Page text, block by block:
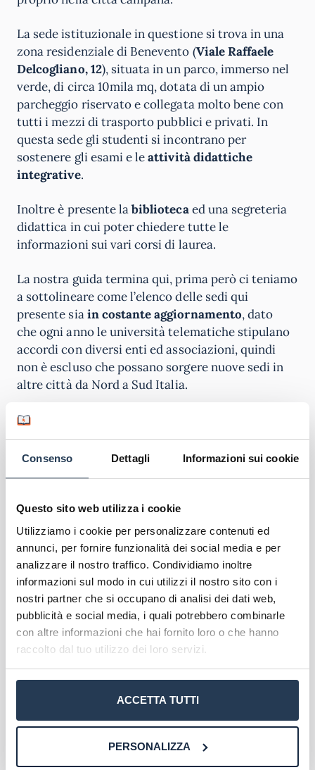
Consenso Dettagli Informazioni sui cookie
Questo sito web utilizza i cookie
Utilizziamo i cookie per personalizzare contenuti ed
annunci, per fornire funzionalità dei social media e per
analizzare il nostro traffico. Condividiamo inoltre
informazioni sul modo in cui utilizzi il nostro sito con i
nostri partner che si occupano di analisi dei dati web,
pubblicità e social media, i quali potrebbero combinarle
con altre informazioni che hai fornito loro o che hanno
raccolto dal tuo utilizzo dei loro servizi.
ACCETTA TUTTI
PERSONALIZZA
La sede istituzionale in questione si trova in una
zona residenziale di Benevento (Viale Raffaele
Delcogliano, 12), situata in un parco, immerso nel
verde, di circa 10mila mq, dotata di un ampio
parcheggio riservato e collegata molto bene con
tutti i mezzi di trasporto pubblici e privati. In
questa sede gli studenti si incontrano per
sostenere gli esami e leattività didattiche
integrative.
Inoltre è presente labibliotecaed una segreteria
didattica in cui poter chiedere tutte le
informazioni sui vari corsi di laurea.
La nostra guida termina qui, prima però ci teniamo
a sottolineare come l’elenco delle sedi qui
presente siain costante aggiornamento, dato
che ogni anno le università telematiche stipulano
accordi con diversi enti ed associazioni, quindi
non è escluso che possano sorgere nuove sedi in
altre città da Nord a Sud Italia.
che obbligherebbe a svolgere gli esami in
presenza. Io sono di Bologna. C è qualche sede
Valentina 12 Agosto 2024
Salve, le città sedi d'esame sono Benevento,
Roma, Milano, Napoli, Palermo e Padova. Al
momento resta attiva l'opzione degli esami
online, fino a nuove disposizioni ministeriali,
ad oggi non preventivabili come tempistiche
di entrata in vigore.
13 Agosto 2024
29 Giugno 2024
Salve Sara, Unifortunato non presenta sedi
d'esame in Puglia, tuttavia al momento